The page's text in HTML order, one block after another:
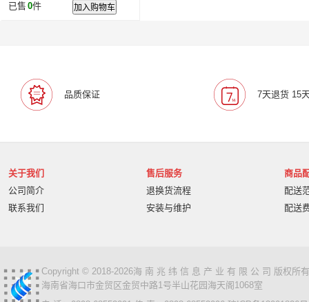
已售 0件 加入购物车
品质保证 7天退货 15
关于我们
公司简介
联系我们
售后服务
退换货流程
安装与维护
商品
配送
配送
Copyright © 2018-2026海 南 兆 纬 信 息 产 业 有 限 公 司 版权所
海南省海口市金贸区金贸中路1号半山花园海天阁1068室